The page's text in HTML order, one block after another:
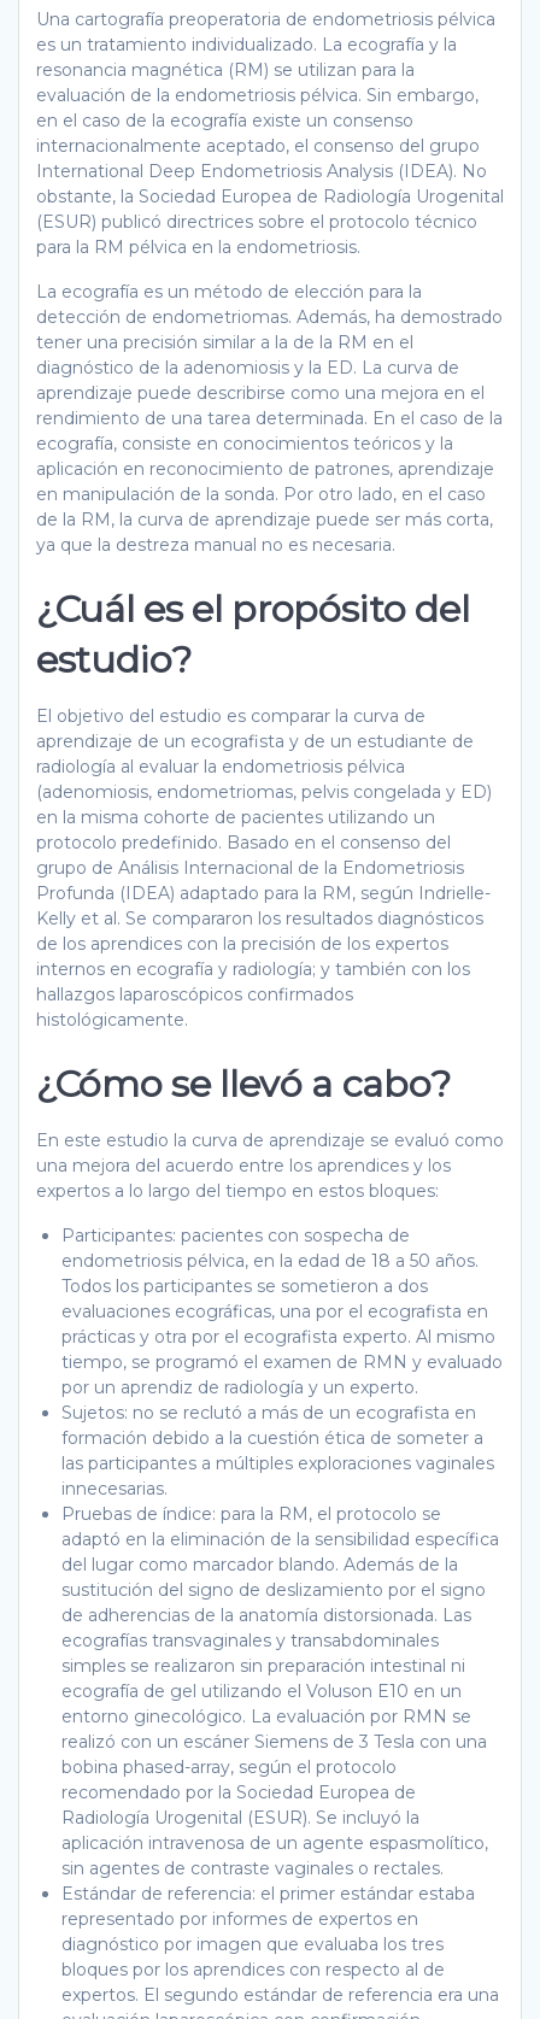
Una cartografía preoperatoria de endometriosis pélvica
es un tratamiento individualizado. La ecografía y la
resonancia magnética (RM) se utilizan para la
evaluación de la endometriosis pélvica. Sin embargo,
en el caso de la ecografía existe un consenso
internacionalmente aceptado, el consenso del grupo
International Deep Endometriosis Analysis (IDEA). No
obstante, la Sociedad Europea de Radiología Urogenital
(ESUR) publicó directrices sobre el protocolo técnico
para la RM pélvica en la endometriosis.
La ecografía es un método de elección para la
detección de endometriomas. Además, ha demostrado
tener una precisión similar a la de la RM en el
diagnóstico de la adenomiosis y la ED. La curva de
aprendizaje puede describirse como una mejora en el
rendimiento de una tarea determinada. En el caso de la
ecografía, consiste en conocimientos teóricos y la
aplicación en reconocimiento de patrones, aprendizaje
en manipulación de la sonda. Por otro lado, en el caso
de la RM, la curva de aprendizaje puede ser más corta,
ya que la destreza manual no es necesaria.
¿Cuál es el propósito del
estudio?
El objetivo del estudio es comparar la curva de
aprendizaje de un ecografista y de un estudiante de
radiología al evaluar la endometriosis pélvica
(adenomiosis, endometriomas, pelvis congelada y ED)
en la misma cohorte de pacientes utilizando un
protocolo predefinido. Basado en el consenso del
grupo de Análisis Internacional de la Endometriosis
Profunda (IDEA) adaptado para la RM, según Indrielle-
Kelly et al. Se compararon los resultados diagnósticos
de los aprendices con la precisión de los expertos
internos en ecografía y radiología; y también con los
hallazgos laparoscópicos confirmados
histológicamente.
¿Cómo se llevó a cabo?
En este estudio la curva de aprendizaje se evaluó como
una mejora del acuerdo entre los aprendices y los
expertos a lo largo del tiempo en estos bloques:
Participantes: pacientes con sospecha de
endometriosis pélvica, en la edad de 18 a 50 años.
Todos los participantes se sometieron a dos
evaluaciones ecográficas, una por el ecografista en
prácticas y otra por el ecografista experto. Al mismo
tiempo, se programó el examen de RMN y evaluado
por un aprendiz de radiología y un experto.
Sujetos: no se reclutó a más de un ecografista en
formación debido a la cuestión ética de someter a
las participantes a múltiples exploraciones vaginales
innecesarias.
Pruebas de índice: para la RM, el protocolo se
adaptó en la eliminación de la sensibilidad específica
del lugar como marcador blando. Además de la
sustitución del signo de deslizamiento por el signo
de adherencias de la anatomía distorsionada. Las
ecografías transvaginales y transabdominales
simples se realizaron sin preparación intestinal ni
ecografía de gel utilizando el Voluson E10 en un
entorno ginecológico. La evaluación por RMN se
realizó con un escáner Siemens de 3 Tesla con una
bobina phased-array, según el protocolo
recomendado por la Sociedad Europea de
Radiología Urogenital (ESUR). Se incluyó la
aplicación intravenosa de un agente espasmolítico,
sin agentes de contraste vaginales o rectales.
Estándar de referencia: el primer estándar estaba
representado por informes de expertos en
diagnóstico por imagen que evaluaba los tres
bloques por los aprendices con respecto al de
expertos. El segundo estándar de referencia era una